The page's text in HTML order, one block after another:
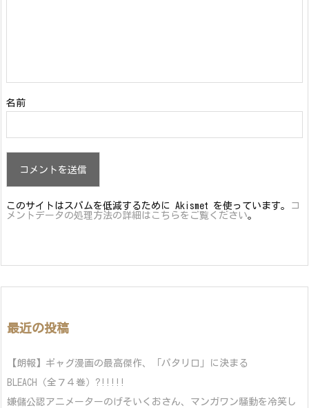
名前
このサイトはスパムを低減するために Akismet を使っています。
コ
メントデータの処理方法の詳細はこちらをご覧ください。
最近の投稿
【朗報】ギャグ漫画の最高傑作、「パタリロ」に決まる
BLEACH（全７４巻）?!!!!!
嫌儲公認アニメーターのげそいくおさん、マンガワン騒動を冷笑し